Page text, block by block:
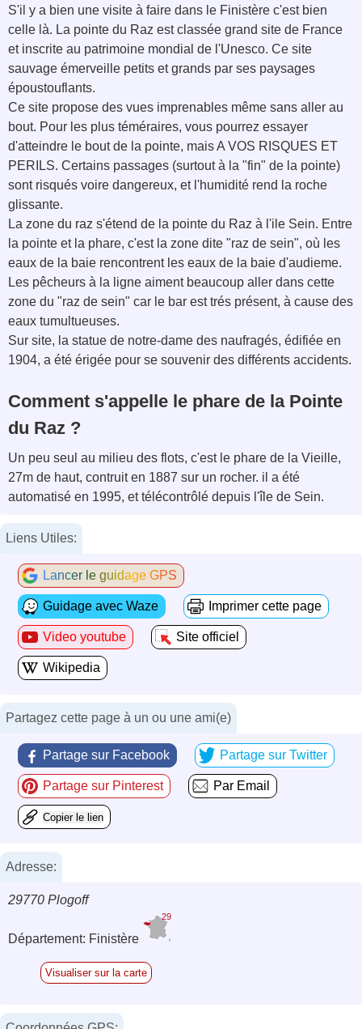
S'il y a bien une visite à faire dans le Finistère c'est bien
celle là. La pointe du Raz est classée grand site de France
et inscrite au patrimoine mondial de l'Unesco. Ce site
sauvage émerveille petits et grands par ses paysages
époustouflants.
Ce site propose des vues imprenables même sans aller au
bout. Pour les plus téméraires, vous pourrez essayer
d'atteindre le bout de la pointe, mais A VOS RISQUES ET
PERILS. Certains passages (surtout à la "fin" de la pointe)
sont risqués voire dangereux, et l'humidité rend la roche
glissante.
La zone du raz s'étend de la pointe du Raz à l'ile Sein. Entre
la pointe et la phare, c'est la zone dite "raz de sein", où les
eaux de la baie rencontrent les eaux de la baie d'audieme.
Les pêcheurs à la ligne aiment beaucoup aller dans cette
zone du "raz de sein" car le bar est trés présent, à cause des
eaux tumultueuses.
Sur site, la statue de notre-dame des naufragés, édifiée en
1904, a été érigée pour se souvenir des différents accidents.
Comment s'appelle le phare de la Pointe
du Raz ?
Un peu seul au milieu des flots, c'est le phare de la Vieille,
27m de haut, contruit en 1887 sur un rocher. il a été
automatisé en 1995, et télécontrôlé depuis l'île de Sein.
Liens Utiles:
Lancer le guidage GPS
Guidage avec Waze Imprimer cette page
Video youtube Site officiel
Wikipedia
Partagez cette page à un ou une ami(e)
Partage sur Facebook Partage sur Twitter
Partage sur Pinterest Par Email
Copier le lien
Adresse:
29770 Plogoff
Département: Finistère
29
Visualiser sur la carte